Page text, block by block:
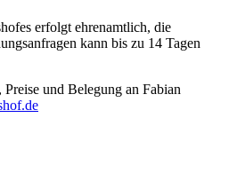
erfolgt ehrenamtlich, die
kann bis zu 14 Tagen
und Belegung an Fabian